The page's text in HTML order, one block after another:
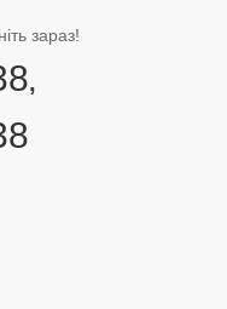
зараз!
,